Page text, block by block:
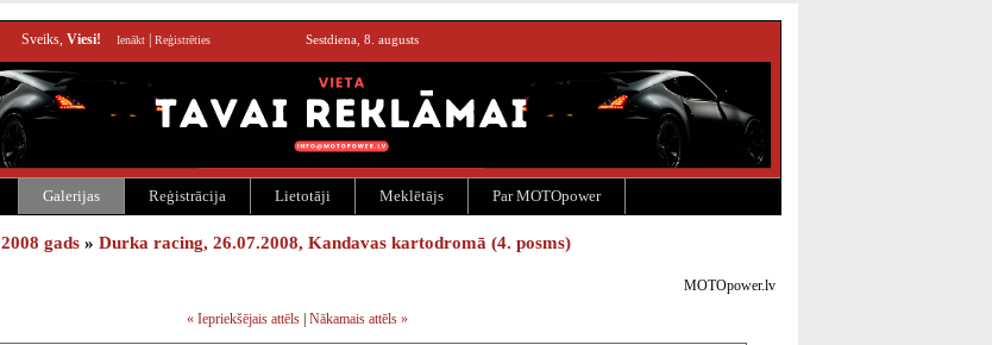
Sveiks, Viesi! Ienākt Reģistrēties Sestdiena, 8. augusts
Galerijas Reģistrācija Lietotāji Meklētājs Par MOTOpower
2008 gads » Durka racing, 26.07.2008, Kandavas kartodromā (4. posms)
MOTOpower.lv
« Iepriekšējais attēls| Nākamais attēls »